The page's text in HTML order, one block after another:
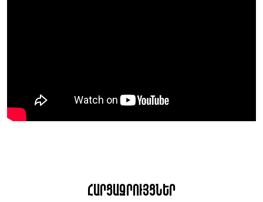
Հարցազրույցներ